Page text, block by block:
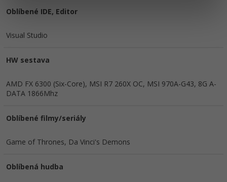
Oblíbené IDE, Editor
Visual Studio
HW sestava
AMD FX 6300 (Six-Core), MSI R7 260X OC, MSI 970A-G43, 8G A-
DATA 1866Mhz
Oblíbené filmy/seriály
Game of Thrones, Da Vinci's Demons
Oblíbená hudba